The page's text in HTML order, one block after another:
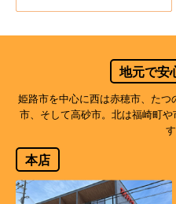
地元で安
姫路市を中心に西は赤穂市、たつ
市、そして高砂市。北は福崎町
す
本店